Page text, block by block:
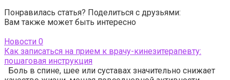
Понравилась статья? Поделиться с друзьями:
Вам также может быть интересно
Новости 0
Как записаться на прием к врачу-кинезитерапевту:
пошаговая инструкция
Боль в спине, шее или суставах значительно снижает